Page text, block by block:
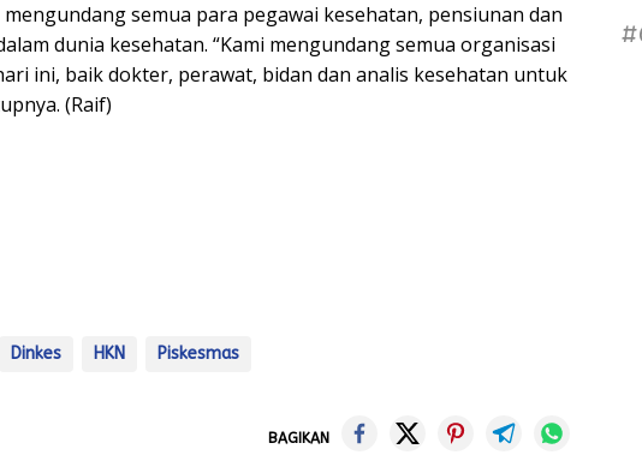
semua para pegawai kesehatan, pensiunan dan
dunia kesehatan. “Kami mengundang semua organisasi
ini, baik dokter, perawat, bidan dan analis kesehatan untuk
(Raif)
Dinkes HKN Piskesmas
BAGIKAN